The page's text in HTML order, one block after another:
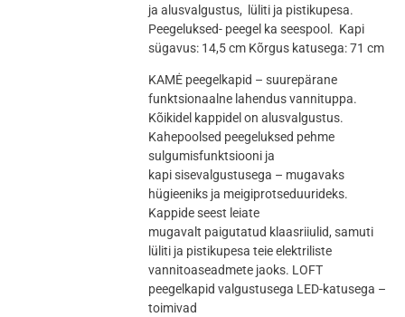
ja alusvalgustus, lüliti ja pistikupesa.
Peegeluksed- peegel ka seespool. Kapi
sügavus: 14,5 cm Kõrgus katusega: 71 cm
KAMĖ peegelkapid – suurepärane
funktsionaalne lahendus vannituppa.
Kõikidel kappidel on alusvalgustus.
Kahepoolsed peegeluksed pehme
sulgumisfunktsiooni ja
kapi sisevalgustusega – mugavaks
hügieeniks ja meigiprotseduurideks.
Kappide seest leiate
mugavalt paigutatud klaasriiulid, samuti
lüliti ja pistikupesa teie elektriliste
vannitoaseadmete jaoks. LOFT
peegelkapid valgustusega LED-katusega –
toimivad